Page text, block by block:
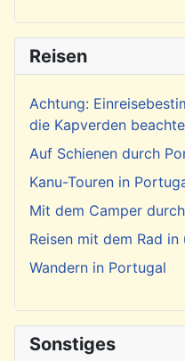
Reisen
Achtung:
die Kapverden
Auf Schienen durch
Kanu-Touren in
Mit dem Camper
Reisen mit dem Rad
Wandern in Portugal
Sonstiges